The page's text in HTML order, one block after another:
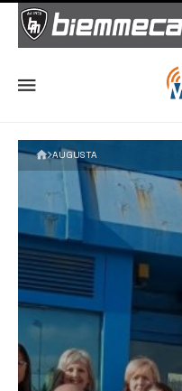
AUGUSTA